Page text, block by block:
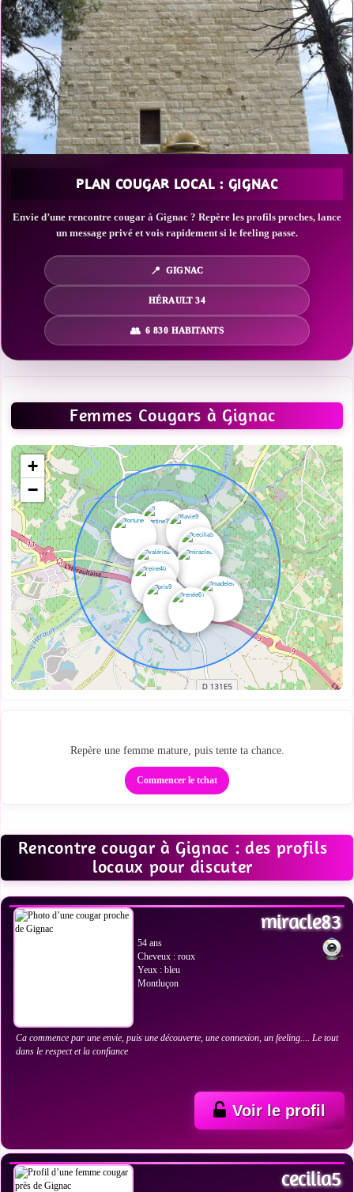
PLAN COUGAR LOCAL : GIGNAC
Envie d’une rencontre cougar à Gignac ? Repère les profils proches, lance
un message privé et vois rapidement si le feeling passe.
GIGNAC
HÉRAULT 34
6 830 HABITANTS
Femmes Cougars à Gignac
+
−
Repère une femme mature, puis tente ta chance.
Commencer le tchat
Rencontre cougar à Gignac : des profils
locaux pour discuter
VOIR LES PHOTOS
miracle83
54 ans
Cheveux : roux
Yeux : bleu
Montluçon
Ca commence par une envie, puis une découverte, une connexion, un feeling.... Le tout
dans le respect et la confiance
Voir le profil
cecilia5